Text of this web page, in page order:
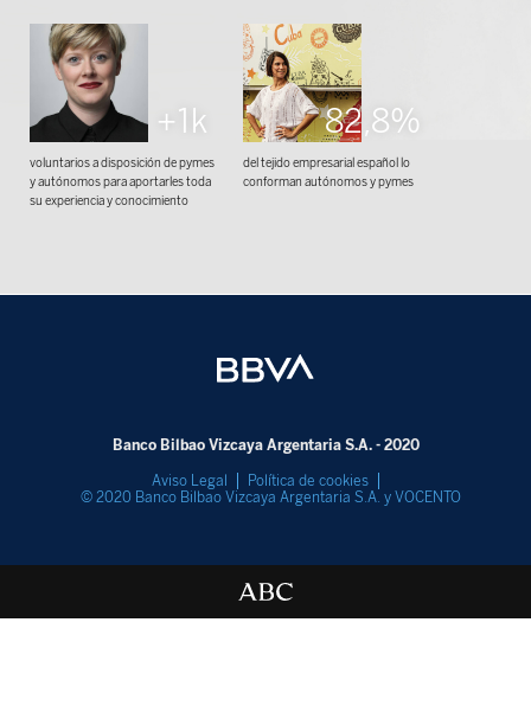
+1k
voluntarios a disposición de pymes
y autónomos para aportarles toda
su experiencia y conocimiento
82,8%
del tejido empresarial español lo
conforman autónomos y pymes
Banco Bilbao Vizcaya Argentaria S.A. - 2020
Aviso Legal
Política de cookies
© 2020 Banco Bilbao Vizcaya Argentaria S.A. y VOCENTO